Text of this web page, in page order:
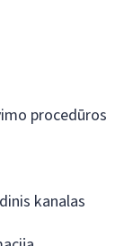
procedūros
kanalas